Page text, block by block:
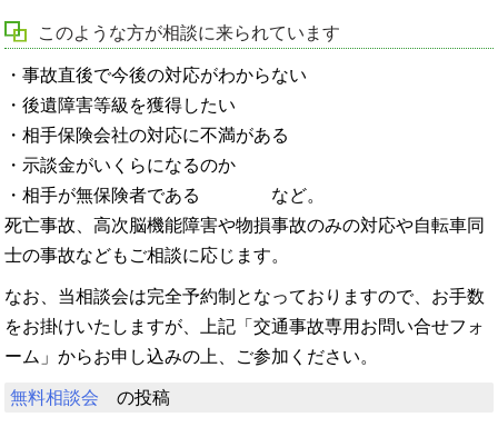
このような方が相談に来られています
・事故直後で今後の対応がわからない
・後遺障害等級を獲得したい
・相手保険会社の対応に不満がある
・示談金がいくらになるのか
・相手が無保険者である など。
死亡事故、高次脳機能障害や物損事故のみの対応や自転車同
士の事故などもご相談に応じます。
なお、当相談会は完全予約制となっておりますので、お手数
をお掛けいたしますが、上記「交通事故専用お問い合せフォ
ーム」からお申し込みの上、ご参加ください。
無料相談会 の投稿